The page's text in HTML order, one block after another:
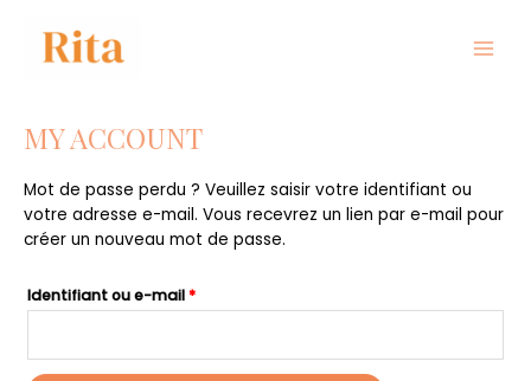
contenu
MY ACCOUNT
Mot de passe perdu ? Veuillez saisir votre identifiant ou
votre adresse e-mail. Vous recevrez un lien par e-mail pour
créer un nouveau mot de passe.
Identifiant ou e-mail*Obligatoire